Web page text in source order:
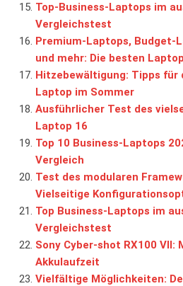
Top-Business-Laptops im
Vergleichstest
Premium-Laptops, Budget-
und mehr: Die besten
Hitzebewältigung: Tipps für
Laptop im Sommer
Ausführlicher Test des
Laptop 16
Top 10 Business-Laptops
Vergleich
Test des modularen
Vielseitige
Top Business-Laptops im
Vergleichstest
Sony Cyber-shot RX100 VII:
Akkulaufzeit
Vielfältige Möglichkeiten: